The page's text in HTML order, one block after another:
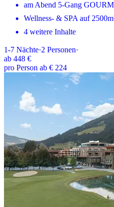
am Abend 5-Gang
Wellness- & SPA auf
4 weitere Inhalte
1-7 Nächte·2 Personen·
ab 448 €
pro Person ab € 224